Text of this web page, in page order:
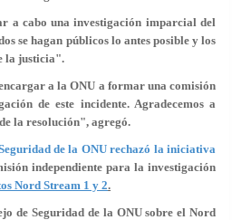
a cabo una investigación imparcial del
se hagan públicos lo antes posible y los
la justicia".
a la ONU a formar una comisión
de este incidente. Agradecemos a
la resolución", agregó.
de la ONU rechazó la iniciativa
independiente para la investigación
Nord Stream 1 y 2.
de Seguridad de la ONU sobre el Nord